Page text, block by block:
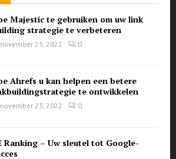
Majestic te gebruiken om uw link
strategie te verbeteren
november 23, 2022 0
Ahrefs u kan helpen een betere
te ontwikkelen
november 23, 2022 0
Ranking – Uw sleutel tot Google-